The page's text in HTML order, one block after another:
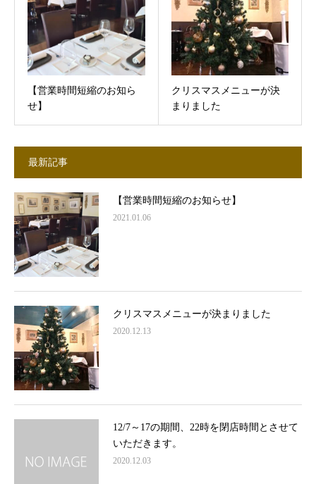
【営業時間短縮のお知ら
せ】
クリスマスメニューが決
まりました
最新記事
【営業時間短縮のお知らせ】
2021.01.06
クリスマスメニューが決まりました
2020.12.13
12/7～17の期間、22時を閉店時間とさせて
いただきます。
2020.12.03